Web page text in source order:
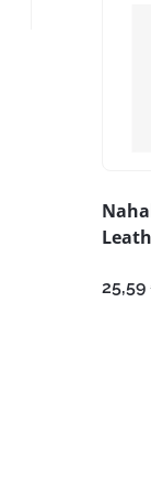
25,59